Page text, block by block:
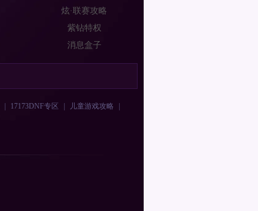
炫·联赛攻略
紫钻特权
消息盒子
| 17173DNF专区 | 儿童游戏攻略
|